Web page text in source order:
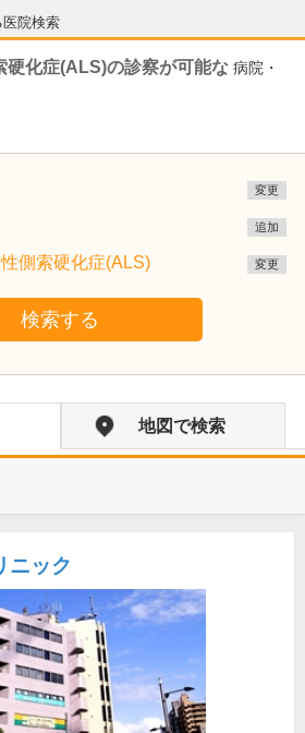
医院検索
硬化症(ALS)の診察が可能な 病院・
変更
追加
側索硬化症(ALS) 変更
検索する
地図で検索
ニック